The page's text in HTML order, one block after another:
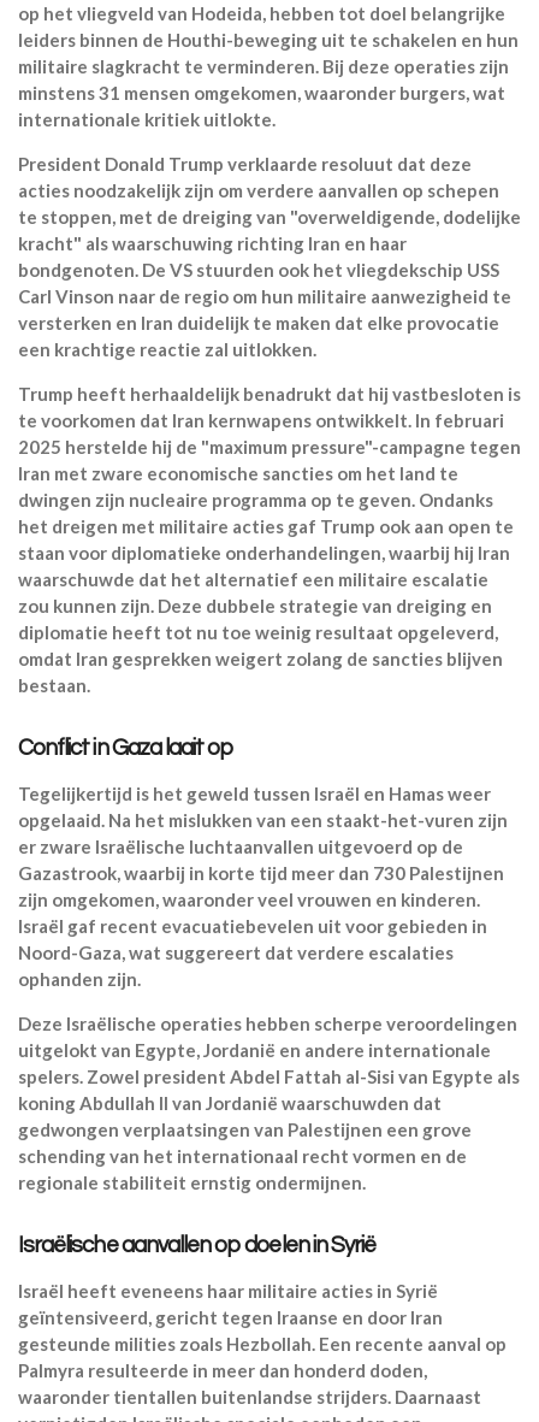
op het vliegveld van Hodeida, hebben tot doel belangrijke
leiders binnen de Houthi-beweging uit te schakelen en hun
militaire slagkracht te verminderen. Bij deze operaties zijn
minstens 31 mensen omgekomen, waaronder burgers, wat
internationale kritiek uitlokte.
President Donald Trump verklaarde resoluut dat deze
acties noodzakelijk zijn om verdere aanvallen op schepen
te stoppen, met de dreiging van "overweldigende, dodelijke
kracht" als waarschuwing richting Iran en haar
bondgenoten. De VS stuurden ook het vliegdekschip USS
Carl Vinson naar de regio om hun militaire aanwezigheid te
versterken en Iran duidelijk te maken dat elke provocatie
een krachtige reactie zal uitlokken.
Trump heeft herhaaldelijk benadrukt dat hij vastbesloten is
te voorkomen dat Iran kernwapens ontwikkelt. In februari
2025 herstelde hij de "maximum pressure"-campagne tegen
Iran met zware economische sancties om het land te
dwingen zijn nucleaire programma op te geven. Ondanks
het dreigen met militaire acties gaf Trump ook aan open te
staan voor diplomatieke onderhandelingen, waarbij hij Iran
waarschuwde dat het alternatief een militaire escalatie
zou kunnen zijn. Deze dubbele strategie van dreiging en
diplomatie heeft tot nu toe weinig resultaat opgeleverd,
omdat Iran gesprekken weigert zolang de sancties blijven
bestaan.
Conflict in Gaza laait op
Tegelijkertijd is het geweld tussen Israël en Hamas weer
opgelaaid. Na het mislukken van een staakt-het-vuren zijn
er zware Israëlische luchtaanvallen uitgevoerd op de
Gazastrook, waarbij in korte tijd meer dan 730 Palestijnen
zijn omgekomen, waaronder veel vrouwen en kinderen.
Israël gaf recent evacuatiebevelen uit voor gebieden in
Noord-Gaza, wat suggereert dat verdere escalaties
ophanden zijn.
Deze Israëlische operaties hebben scherpe veroordelingen
uitgelokt van Egypte, Jordanië en andere internationale
spelers. Zowel president Abdel Fattah al-Sisi van Egypte als
koning Abdullah II van Jordanië waarschuwden dat
gedwongen verplaatsingen van Palestijnen een grove
schending van het internationaal recht vormen en de
regionale stabiliteit ernstig ondermijnen.
Israëlische aanvallen op doelen in Syrië
Israël heeft eveneens haar militaire acties in Syrië
geïntensiveerd, gericht tegen Iraanse en door Iran
gesteunde milities zoals Hezbollah. Een recente aanval op
Palmyra resulteerde in meer dan honderd doden,
waaronder tientallen buitenlandse strijders. Daarnaast